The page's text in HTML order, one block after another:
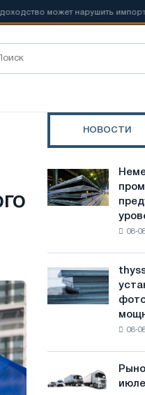
нарушить импорт
НОВОСТИ
Немецкая
сталелитейная
промышленность
предупреждает:
угрожает
безопасности
08-
thyssenkrupp
Rasselstein
устанавливает
МВт
08-
Рынок
новых
июле